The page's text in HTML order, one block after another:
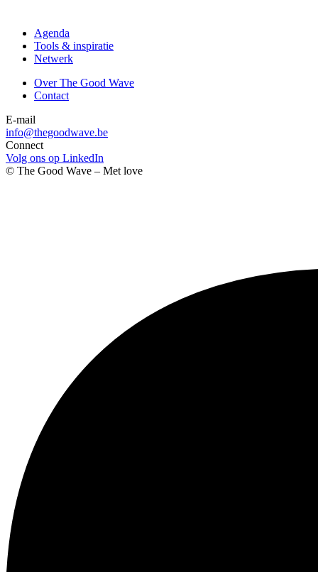
Agenda
Tools & inspiratie
Netwerk
Over The Good Wave
Contact
E-mail
info@thegoodwave.be
Connect
Volg ons op LinkedIn
© The Good Wave – Met love